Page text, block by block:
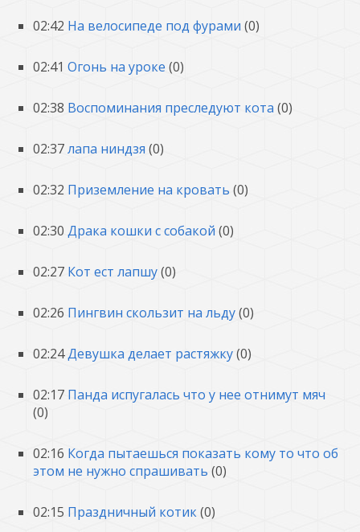
02:42 На велосипеде под фурами (0)
02:41 Огонь на уроке (0)
02:38 Воспоминания преследуют кота (0)
02:37лапа ниндзя (0)
02:32 Приземление на кровать (0)
02:30 Драка кошки с собакой (0)
02:27 Кот ест лапшу(0)
02:26 Пингвин скользит на льду(0)
02:24Девушка делает растяжку(0)
02:17 Панда испугалась что у нее отнимут мяч
(0)
02:16 Когда пытаешься показать кому то что об
этом не нужно спрашивать (0)
02:15 Праздничный котик(0)